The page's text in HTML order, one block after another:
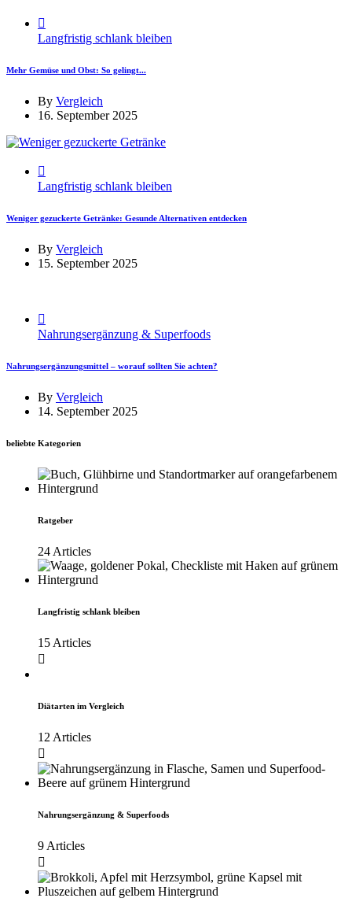
Langfristig schlank bleiben
Mehr Gemüse und Obst: So gelingt...
By Vergleich
16. September 2025
Langfristig schlank bleiben
Weniger gezuckerte Getränke: Gesunde Alternativen entdecken
By Vergleich
15. September 2025
Nahrungsergänzung & Superfoods
Nahrungsergänzungsmittel – worauf sollten Sie achten?
By Vergleich
14. September 2025
beliebte Kategorien
Ratgeber
24 Articles
Langfristig schlank bleiben
15 Articles
Diätarten im Vergleich
12 Articles
Nahrungsergänzung & Superfoods
9 Articles